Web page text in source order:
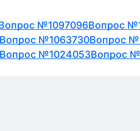
№1097096Вопрос
Вопрос №1063730Вопрос
Вопрос №1024053Вопрос